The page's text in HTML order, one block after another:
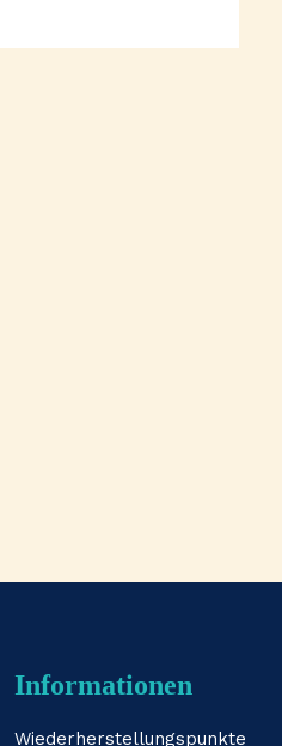
Informationen
Wiederherstellungspunkte